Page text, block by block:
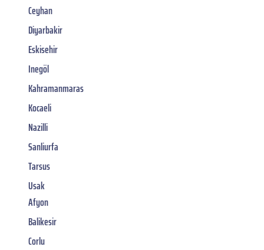
Ceyhan
Diyarbakir
Eskisehir
Inegöl
Kahramanmaras
Kocaeli
Nazilli
Sanliurfa
Tarsus
Usak
Afyon
Balikesir
Corlu